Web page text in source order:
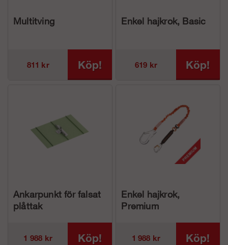
Multitving
811 kr Köp!
Enkel hajkrok, Basic
619 kr Köp!
Ankarpunkt för falsat
plåttak
1 988 kr Köp!
Enkel hajkrok,
Premium
1 988 kr Köp!